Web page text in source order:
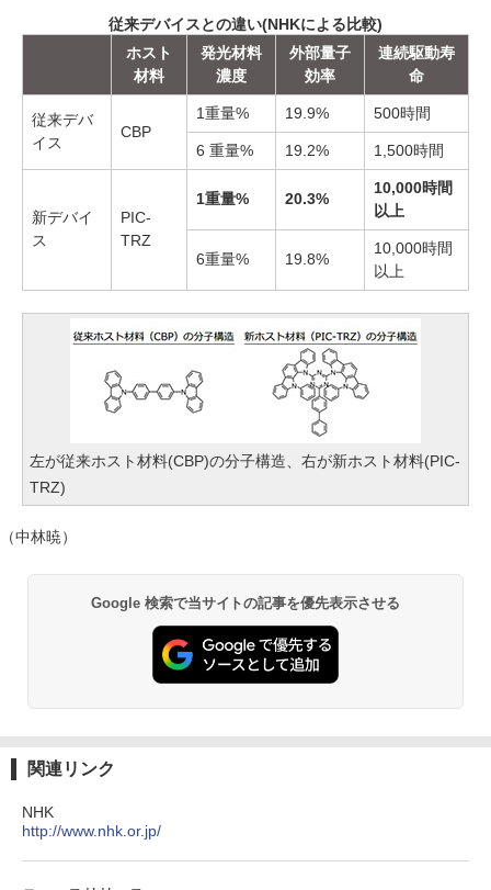
従来デバイスとの違い(NHKによる比較)
ホスト
材料
発光材料
濃度
外部量子
効率
連続駆動寿
命
従来デバ
イス
CBP
1重量% 19.9% 500時間
6 重量% 19.2% 1,500時間
新デバイ
ス
PIC-
TRZ
1重量% 20.3%
10,000時間
以上
6重量% 19.8%
10,000時間
以上
左が従来ホスト材料(CBP)の分子構造、右が新ホスト材料(PIC-
TRZ)
（中林暁）
Google 検索で当サイトの記事を優先表示させる
関連リンク
NHK
http://www.nhk.or.jp/